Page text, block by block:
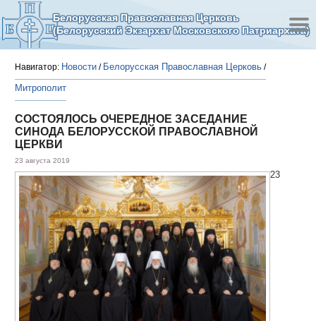
Белорусская Православная Церковь
(Белорусский Экзархат Московского Патриархата)
Навигатор: Новости / Белорусская Православная Церковь /
Митрополит
СОСТОЯЛОСЬ ОЧЕРЕДНОЕ ЗАСЕДАНИЕ
СИНОДА БЕЛОРУССКОЙ ПРАВОСЛАВНОЙ
ЦЕРКВИ
23 августа 2019
23